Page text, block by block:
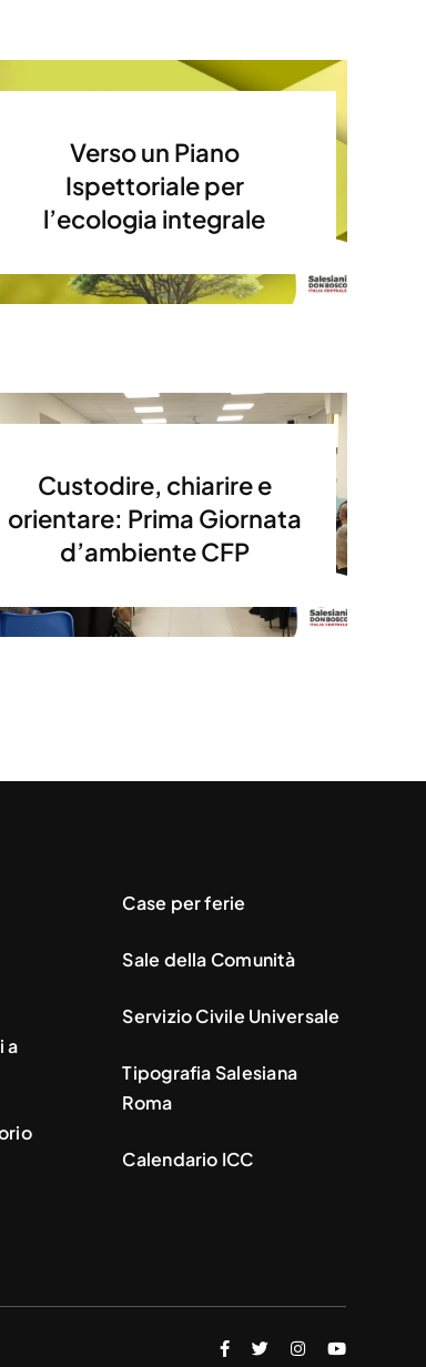
Verso un Piano
Ispettoriale per
l’ecologia integrale
Custodire, chiarire e
orientare: Prima Giornata
d’ambiente CFP
a
Case per ferie
Sale della Comunità
Servizio Civile Universale
Tipografia Salesiana
Roma
Calendario ICC